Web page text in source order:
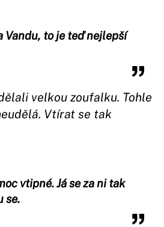
Vandu, to je teď nejlepší
velkou zoufalku. Tohle
Vtírat se tak
vtipné. Já se za ni tak
se.